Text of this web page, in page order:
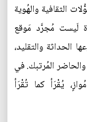
الثقافية والهُوية
لَيست مُجرَّد مَوقع
الحداثة والتقليد،
المُرتبك. في
يُقْرَأ كما تُقْرَأ